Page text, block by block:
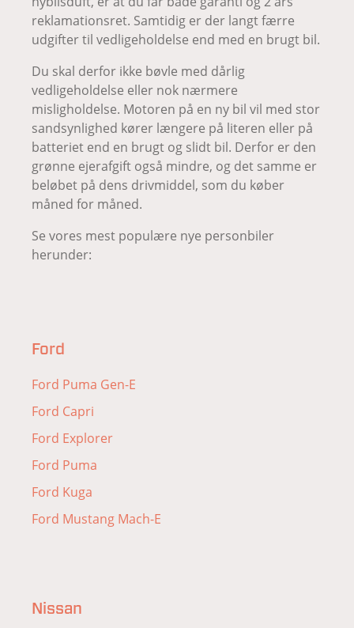
reklamationsret. Samtidig er der langt færre
udgifter til vedligeholdelse end med en brugt bil.
Du skal derfor ikke bøvle med dårlig
vedligeholdelse eller nok nærmere
misligholdelse. Motoren på en ny bil vil med stor
sandsynlighed kører længere på literen eller på
batteriet end en brugt og slidt bil. Derfor er den
grønne ejerafgift også mindre, og det samme er
beløbet på dens drivmiddel, som du køber
måned for måned.
Se vores mest populære nye personbiler
herunder:
Ford
Ford Puma Gen-E
Ford Capri
Ford Explorer
Ford Puma
Ford Kuga
Ford Mustang Mach-E
Nissan